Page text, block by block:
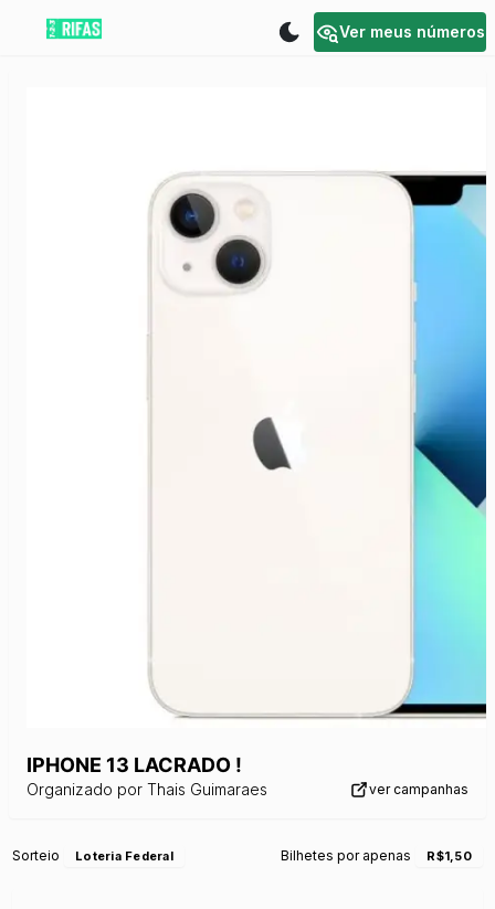
Ver meus números
IPHONE 13 LACRADO !
Organizado por Thais Guimaraes ver campanhas
Sorteio Loteria Federal Bilhetes por apenas R$1,50